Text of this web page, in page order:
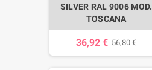
SILVER RAL 9006 MOD.
TOSCANA
36,92 € 56,80 €